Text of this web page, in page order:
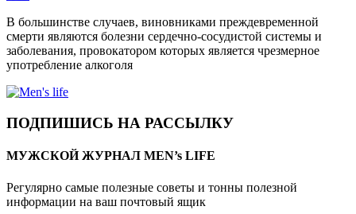
В большинстве случаев, виновниками преждевременной
смерти являются болезни сердечно-сосудистой системы и
заболевания, провокатором которых является чрезмерное
употребление алкоголя
ПОДПИШИСЬ НА РАССЫЛКУ
МУЖСКОЙ ЖУРНАЛ MEN’s LIFE
Регулярно самые полезные советы и тонны полезной
информации на ваш почтовый ящик